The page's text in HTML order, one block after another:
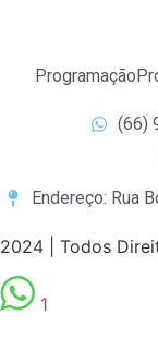
Programação
(66)
Endereço: Rua
2024 | Todos
1